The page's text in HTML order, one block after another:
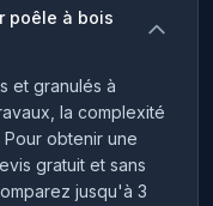
poêle à bois
et granulés à
la complexité
Pour obtenir une
gratuit et sans
jusqu'à 3